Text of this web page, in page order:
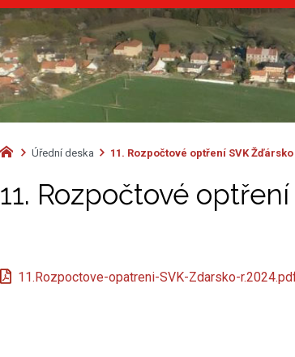
Úřední deska 11. Rozpočtové optření SVK Žďársko
11. Rozpočtové
11.Rozpoctove-opatreni-SVK-Zdarsko-